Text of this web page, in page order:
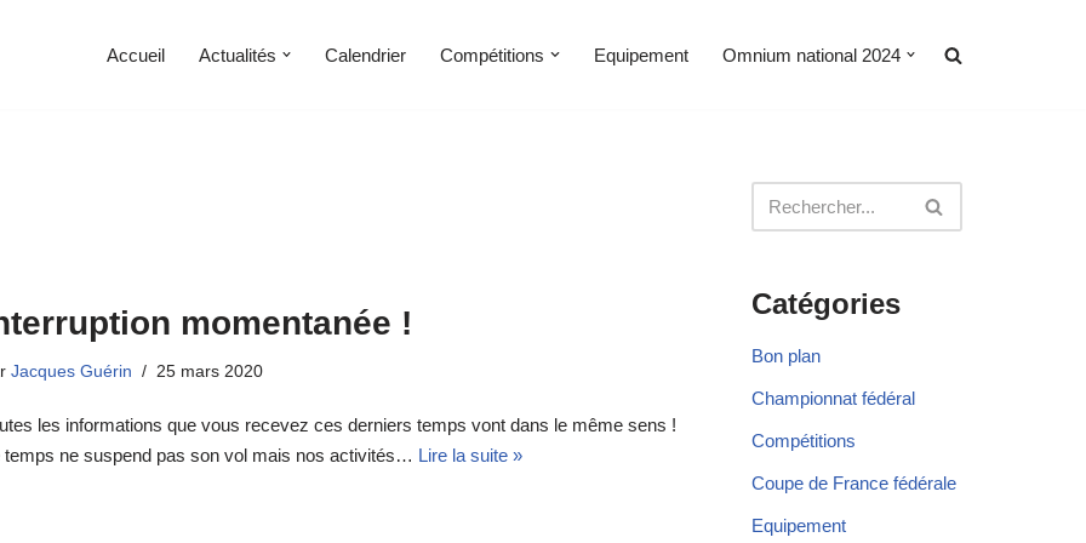
Accueil Actualités Calendrier Compétitions Equipement Omnium national 2024
momentanée !
Jacques Guérin 25 mars 2020
les informations que vous recevez ces derniers temps vont dans le même sens !
temps ne suspend pas son vol mais nos activités… Lire la suite »
Catégories
Bon plan
Championnat fédéral
Compétitions
Coupe de France fédérale
Equipement